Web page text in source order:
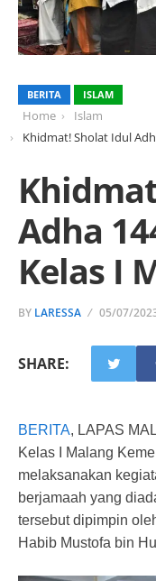
BERITA ISLAM
Home
Islam
Khidmat! Sholat Idul
Adha
Kelas I
BY LARESSA 05/07/
SHARE:
BERITA, LAPAS
Kelas I Malang
melaksanakan
berjamaah yang
tersebut dipimpin
Habib Mustofa bin